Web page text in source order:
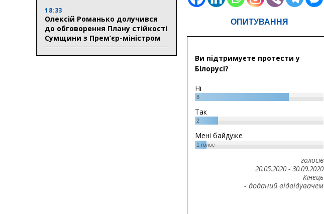
18:33
Олексій Романько долучився
до обговорення Плану стійкості
Сумщини з Прем’єр-міністром
ОПИТУВАННЯ
Ви підтримуєте протести у
Білорусі?
Ні
8
Так
2
Мені байдуже
1голос
голосів
20.05.2020- 30.09.2020
Кінець
- доданий відвідувачем